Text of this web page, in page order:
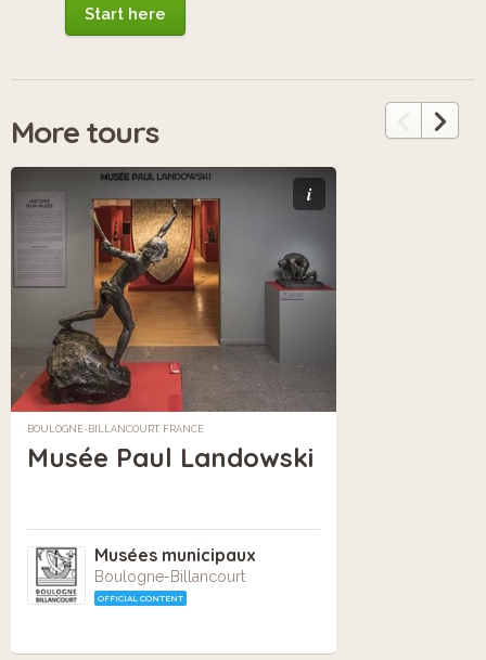
Start here
More tours
i
BOULOGNE-BILLANCOURT, FRANCE
Musée Paul Landowski
Musées municipaux
Boulogne-Billancourt
OFFICIAL CONTENT